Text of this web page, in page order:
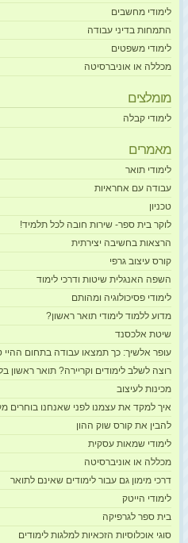
לימודי מחשבים
התמחות בדיני עבודה
לימודי משפטים
מכללה או אוניברסיטה
מומלצים
לימודי קבלה
מאמרים
לימודי תואר
עבודה עם אחראיות
טכניון
לוקר בית ספר- שירות חובה לכל תלמיד!
הרצאות בחשיבה יצירתית
קורס עיצוב גרפי
השפה האנגלית שיטות ודרכי לימוד
לימודי פסיכולוגיה ומהותם
מדוע ללמוד לימודי תואר ראשון?
שיטת אלכסנד
עופר אלשיך: כך תמצאו עבודה בתחום ההיי
רוצה לשלב לימודים וקריירה? תואר ראשון
מכינות לעיצוב
איך למקד את עצמנו לפני שאנחנו בוחרים
להבין את קורס שוק ההון
לימודי שמאות עסקית
מכללה או אוניברסיטה
דרכי מימון גם עבור לימודים שאינם לתואר
לימודי הייטק
בית ספר לגרפיקה
סוגי אוכלוסיות הזכאיות למלגות לימודים